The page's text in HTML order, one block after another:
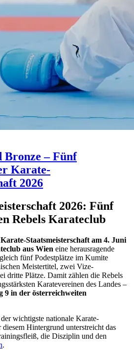
Bronze – Fünf
Karate-
2026
2026: Fünf
Rebels Karateclub
Staatsmeisterschaft am 4. Juni
aus Wien eine herausragende
fünf Podestplätze im Kumite
Meistertitel, zwei Vize-
dritte Plätze. Damit zählen die Rebels
Karatevereinen des Landes –
9 in der österreichweiten
wichtigste nationale Karate-
diesem Hintergrund unterstreicht das
die Disziplin und den
.